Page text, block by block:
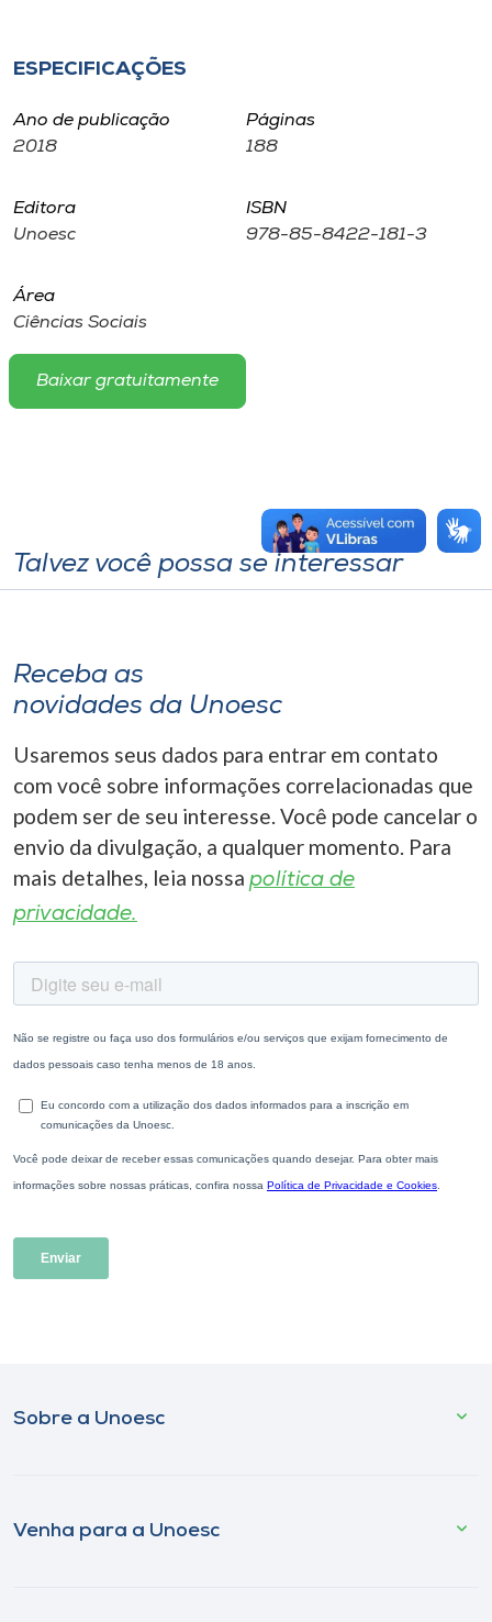
Selecione
A-
ESPECIFICAÇÕES
Ano de publicação
2018
Páginas
188
Editora
Unoesc
ISBN
978-85-8422-181-3
Área
Ciências Sociais
Baixar gratuitamente
Talvez você possa se interessar
Receba as
novidades da Unoesc
Usaremos seus dados para entrar em contato
com você sobre informações correlacionadas que
podem ser de seu interesse. Você pode cancelar o
envio da divulgação, a qualquer momento. Para
mais detalhes, leia nossa política de
privacidade.
Sobre a Unoesc
Venha para a Unoesc